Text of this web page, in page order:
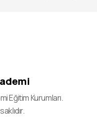
Öabt: Temel Soru
Yayımlandı
ÖABT İçin Sınav Günü Açık
Eğitim Kurumları.